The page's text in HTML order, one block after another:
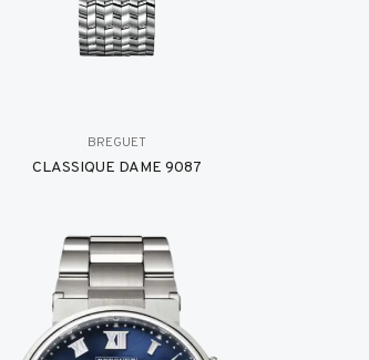
BREGUET
CLASSIQUE DAME 9087